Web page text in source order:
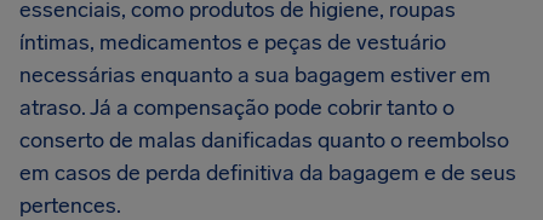
essenciais, como produtos de higiene, roupas
íntimas, medicamentos e peças de vestuário
necessárias enquanto a sua bagagem estiver em
atraso. Já a compensação pode cobrir tanto o
conserto de malas danificadas quanto o reembolso
em casos de perda definitiva da bagagem e de seus
pertences.